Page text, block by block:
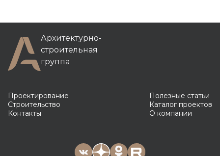
Архитектурно-
строительная
группа
Проектирование
Строительство
Контакты
Полезные статьи
Каталог проектов
О компании